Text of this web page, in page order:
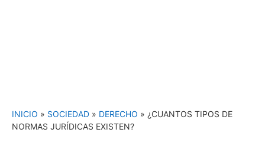
INICIO » SOCIEDAD » DERECHO » ¿CUANTOS TIPOS DE
NORMAS JURÍDICAS EXISTEN?